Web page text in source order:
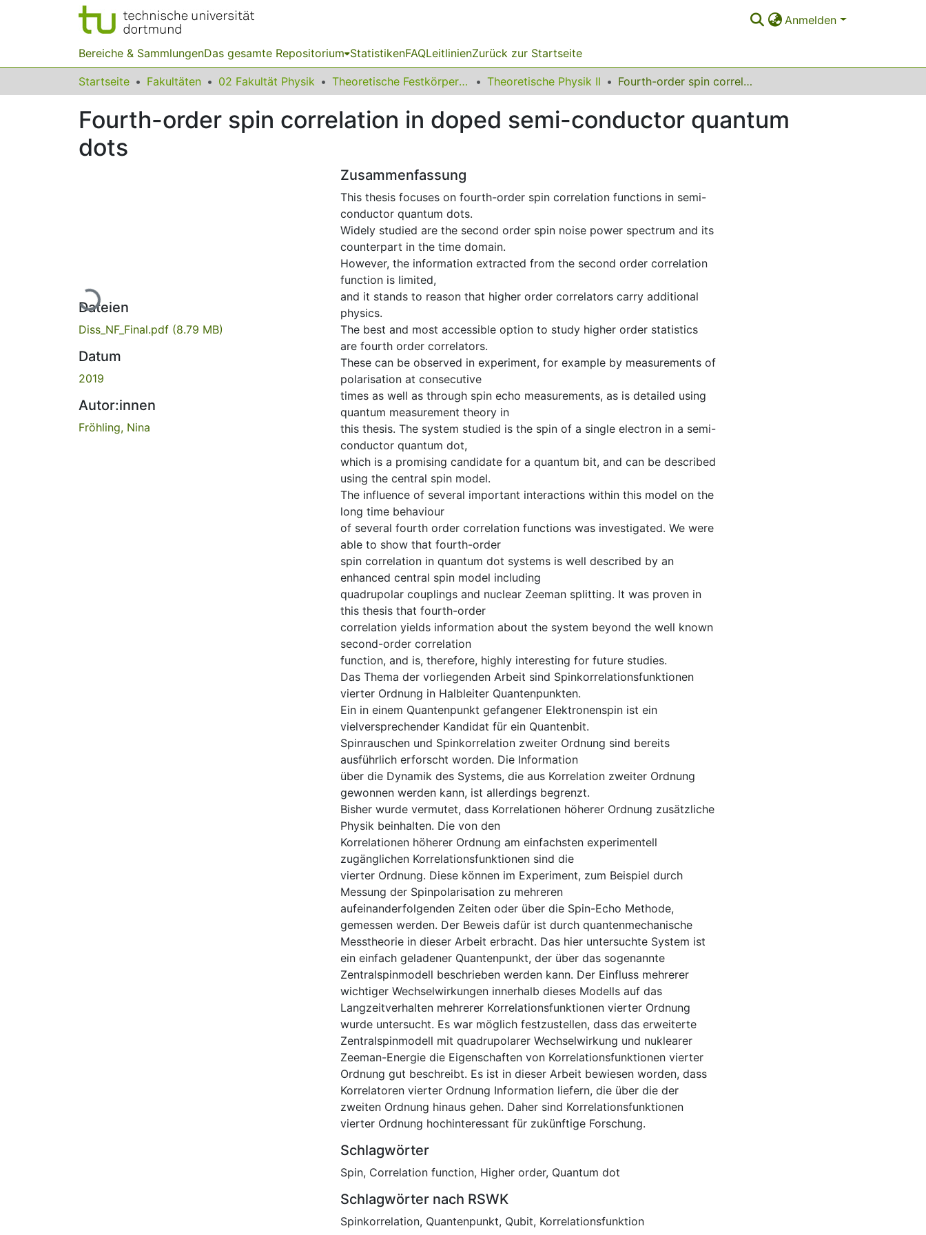
Anmelden
Bereiche & SammlungenDas gesamte Repositorium StatistikenFAQLeitlinienZurück zur Startseite
Startseite Fakultäten 02 Fakultät Physik Theoretische Festkörperphysik Theoretische Physik II Fourth-order spin correlation in doped semi-conductor quantum dots
Fourth-order spin correlation in doped semi-conductor quantum
dots
Lade...
Dateien
Diss_NF_Final.pdf (8.79 MB)
Datum
2019
Autor:innen
Fröhling, Nina
Zusammenfassung
This thesis focuses on fourth-order spin correlation functions in semi-
conductor quantum dots.
Widely studied are the second order spin noise power spectrum and its
counterpart in the time domain.
However, the information extracted from the second order correlation
function is limited,
and it stands to reason that higher order correlators carry additional
physics.
The best and most accessible option to study higher order statistics
are fourth order correlators.
These can be observed in experiment, for example by measurements of
polarisation at consecutive
times as well as through spin echo measurements, as is detailed using
quantum measurement theory in
this thesis. The system studied is the spin of a single electron in a semi-
conductor quantum dot,
which is a promising candidate for a quantum bit, and can be described
using the central spin model.
The influence of several important interactions within this model on the
long time behaviour
of several fourth order correlation functions was investigated. We were
able to show that fourth-order
spin correlation in quantum dot systems is well described by an
enhanced central spin model including
quadrupolar couplings and nuclear Zeeman splitting. It was proven in
this thesis that fourth-order
correlation yields information about the system beyond the well known
second-order correlation
function, and is, therefore, highly interesting for future studies.
Das Thema der vorliegenden Arbeit sind Spinkorrelationsfunktionen
vierter Ordnung in Halbleiter Quantenpunkten.
Ein in einem Quantenpunkt gefangener Elektronenspin ist ein
vielversprechender Kandidat für ein Quantenbit.
Spinrauschen und Spinkorrelation zweiter Ordnung sind bereits
ausführlich erforscht worden. Die Information
über die Dynamik des Systems, die aus Korrelation zweiter Ordnung
gewonnen werden kann, ist allerdings begrenzt.
Bisher wurde vermutet, dass Korrelationen höherer Ordnung zusätzliche
Physik beinhalten. Die von den
Korrelationen höherer Ordnung am einfachsten experimentell
zugänglichen Korrelationsfunktionen sind die
vierter Ordnung. Diese können im Experiment, zum Beispiel durch
Messung der Spinpolarisation zu mehreren
aufeinanderfolgenden Zeiten oder über die Spin-Echo Methode,
gemessen werden. Der Beweis dafür ist durch quantenmechanische
Messtheorie in dieser Arbeit erbracht. Das hier untersuchte System ist
ein einfach geladener Quantenpunkt, der über das sogenannte
Zentralspinmodell beschrieben werden kann. Der Einfluss mehrerer
wichtiger Wechselwirkungen innerhalb dieses Modells auf das
Langzeitverhalten mehrerer Korrelationsfunktionen vierter Ordnung
wurde untersucht. Es war möglich festzustellen, dass das erweiterte
Zentralspinmodell mit quadrupolarer Wechselwirkung und nuklearer
Zeeman-Energie die Eigenschaften von Korrelationsfunktionen vierter
Ordnung gut beschreibt. Es ist in dieser Arbeit bewiesen worden, dass
Korrelatoren vierter Ordnung Information liefern, die über die der
zweiten Ordnung hinaus gehen. Daher sind Korrelationsfunktionen
vierter Ordnung hochinteressant für zukünftige Forschung.
Schlagwörter
Spin, Correlation function, Higher order, Quantum dot
Schlagwörter nach RSWK
Spinkorrelation, Quantenpunkt, Qubit, Korrelationsfunktion